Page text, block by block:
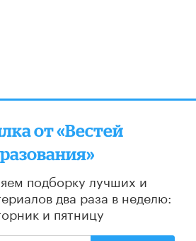
от «Вестей
подборку лучших и
два раза в неделю:
и пятницу